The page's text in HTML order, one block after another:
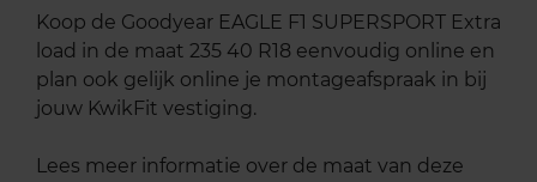
Koop de Goodyear EAGLE F1 SUPERSPORT Extra
load in de maat 235 40 R18 eenvoudig online en
plan ook gelijk online je montageafspraak in bij
jouw KwikFit vestiging.
Lees meer informatie over de maat van deze